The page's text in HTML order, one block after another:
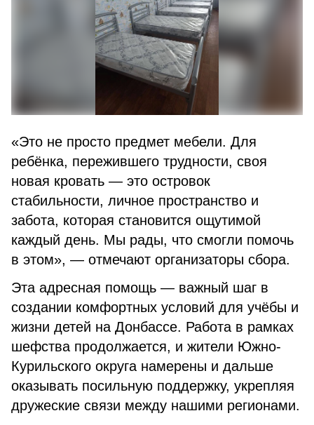
«Это не просто предмет мебели. Для
ребёнка, пережившего трудности, своя
новая кровать — это островок
стабильности, личное пространство и
забота, которая становится ощутимой
каждый день. Мы рады, что смогли помочь
в этом», — отмечают организаторы сбора.
Эта адресная помощь — важный шаг в
создании комфортных условий для учёбы и
жизни детей на Донбассе. Работа в рамках
шефства продолжается, и жители Южно-
Курильского округа намерены и дальше
оказывать посильную поддержку, укрепляя
дружеские связи между нашими регионами.